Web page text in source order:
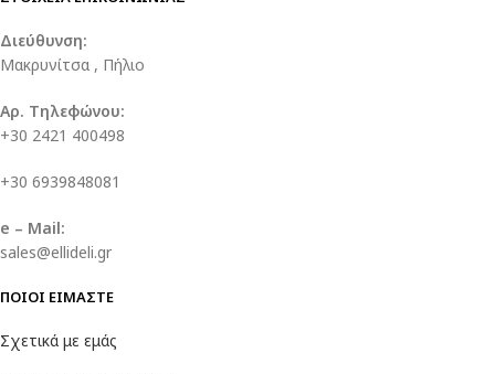
Διεύθυνση:
Μακρυνίτσα , Πήλιο
Αρ. Τηλεφώνου:
+30 2421 400498
+30 6939848081
e – Mail:
sales@ellideli.gr
ΠΟΙΟΙ ΕΙΜΑΣΤΕ
Σχετικά με εμάς